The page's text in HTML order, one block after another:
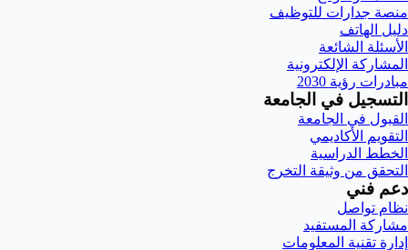
منصة جدارات للتوظيف
دليل الهاتف
الأسئلة الشائعة
المشاركة الإلكترونية
مبادرات رؤية 2030
التسجيل في الجامعة
القبول في الجامعة
التقويم الأكاديمي
الخطط الدراسية
التحقق من وثيقة التخرج
دعم فني
نظام تواصل
مشاركة المستفيد
إدارة تقنية المعلومات